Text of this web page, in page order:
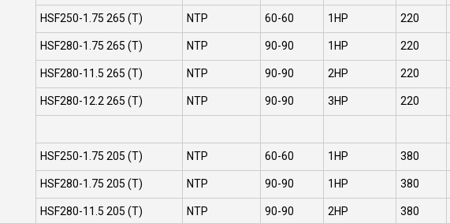
HSF250-1.75 265 (T) NTP 60-60 1HP 220
HSF280-1.75 265 (T) NTP 90-90 1HP 220
HSF280-11.5 265 (T) NTP 90-90 2HP 220
HSF280-12.2 265 (T) NTP 90-90 3HP 220
HSF250-1.75 205 (T) NTP 60-60 1HP 380
HSF280-1.75 205 (T) NTP 90-90 1HP 380
HSF280-11.5 205 (T) NTP 90-90 2HP 380